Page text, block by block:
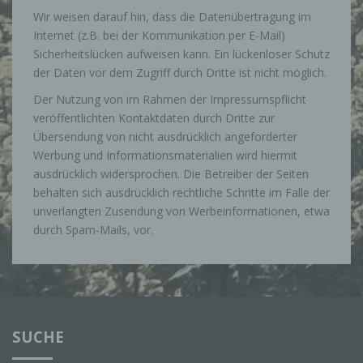
Wir weisen darauf hin, dass die Datenübertragung im
Internet (z.B. bei der Kommunikation per E-Mail)
Sicherheitslücken aufweisen kann. Ein lückenloser Schutz
der Daten vor dem Zugriff durch Dritte ist nicht möglich.
Der Nutzung von im Rahmen der Impressumspflicht
veröffentlichten Kontaktdaten durch Dritte zur
Übersendung von nicht ausdrücklich angeforderter
Werbung und Informationsmaterialien wird hiermit
ausdrücklich widersprochen. Die Betreiber der Seiten
behalten sich ausdrücklich rechtliche Schritte im Falle der
unverlangten Zusendung von Werbeinformationen, etwa
durch Spam-Mails, vor.
SUCHE
c) Verarbeitung
Verarbeitung ist jeder mit oder ohne Hilfe
automatisierter Verfahren ausgeführte Vorgang oder
jede solche Vorgangsreihe im Zusammenhang mit
personenbezogenen Daten wie das Erheben, das
Erfassen, die Organisation, das Ordnen, die
Speicherung, die Anpassung oder Veränderung, das
Auslesen, das Abfragen, die Verwendung, die
Offenlegung durch Übermittlung, Verbreitung oder
eine andere Form der Bereitstellung, den Abgleich
oder die Verknüpfung, die Einschränkung, das
Löschen oder die Vernichtung.
d) Einschränkung der Verarbeitung
Einschränkung der Verarbeitung ist die Markierung
gespeicherter personenbezogener Daten mit dem
Ziel, ihre künftige Verarbeitung einzuschränken.
e) Profiling